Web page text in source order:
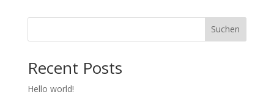
Suchen
Recent Posts
Hello world!